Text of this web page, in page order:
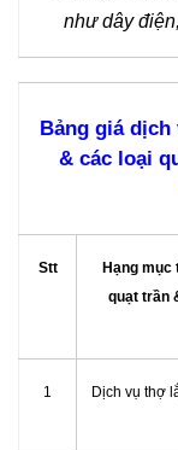
như dây
Bảng giá
& các loại
Stt
Hạng mục
quạt trần
1 Dịch vụ thợ